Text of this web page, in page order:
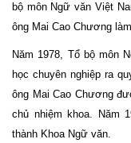
bộ môn Ngữ văn Việt
ông Mai Cao Chương
Năm 1978, Tổ bộ môn
học chuyên nghiệp ra
ông Mai Cao Chương
chủ nhiệm khoa. Năm
thành Khoa Ngữ văn.